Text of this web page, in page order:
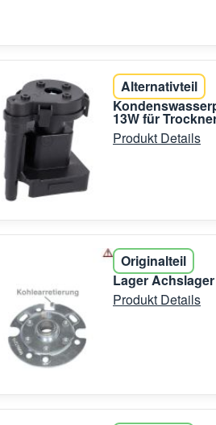
Alternativteil
13W für
Produkt Details
Originalteil
Lager
Produkt Details